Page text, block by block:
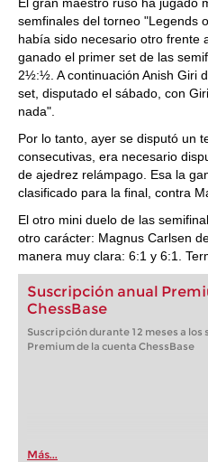
semfinales del torneo "Legends
había sido necesario otro frente
ganado el primer set de las
2½:½. A continuación Anish Giri
set, disputado el sábado, con
nada".
Por lo tanto, ayer se disputó un
consecutivas, era necesario
de ajedrez relámpago. Esa la
clasificado para la final, contra
El otro mini duelo de las
otro carácter: Magnus Carlsen
manera muy clara: 6:1 y 6:1.
Suscripción anual
ChessBase
Suscripción durante 12 meses a los
Premium de la cuenta ChessBase
Más...